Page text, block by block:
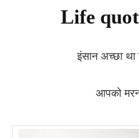
Life
इंसान अच्छा
आपको